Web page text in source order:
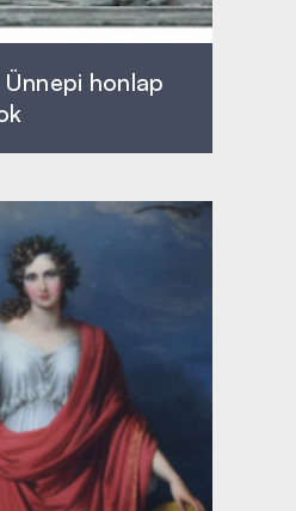
honlap